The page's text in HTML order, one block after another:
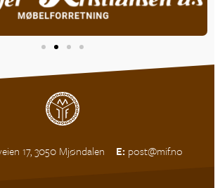
17, 3050 Mjøndalen E: post@mif.no